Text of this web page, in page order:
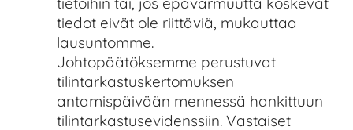
tiedot eivät ole riittäviä, mukauttaa
lausuntomme.
Johtopäätöksemme perustuvat
tilintarkastuskertomuksen
antamispäivään mennessä hankittuun
tilintarkastusevidenssiin. Vastaiset